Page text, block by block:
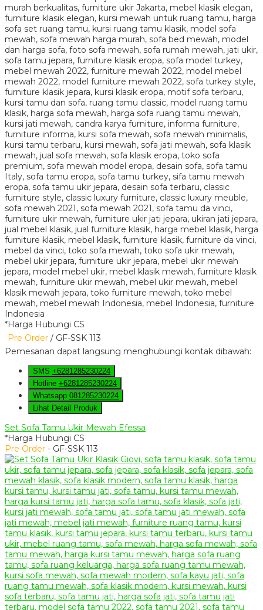
*Harga Hubungi CS
Pre Order / GF-SSK 113
Pemesanan dapat langsung menghubungi kontak dibawah:
SMS +6281285230224
Hotline +6281285230224
Whatsapp 081285230224
Lihat Detail Produk
Set Sofa Tamu Ukir Mewah Efessa
*Harga Hubungi CS
Pre Order - GF-SSK 113